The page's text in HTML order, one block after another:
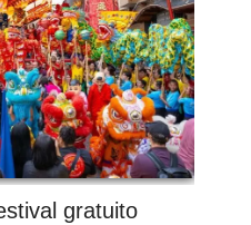
gratuito